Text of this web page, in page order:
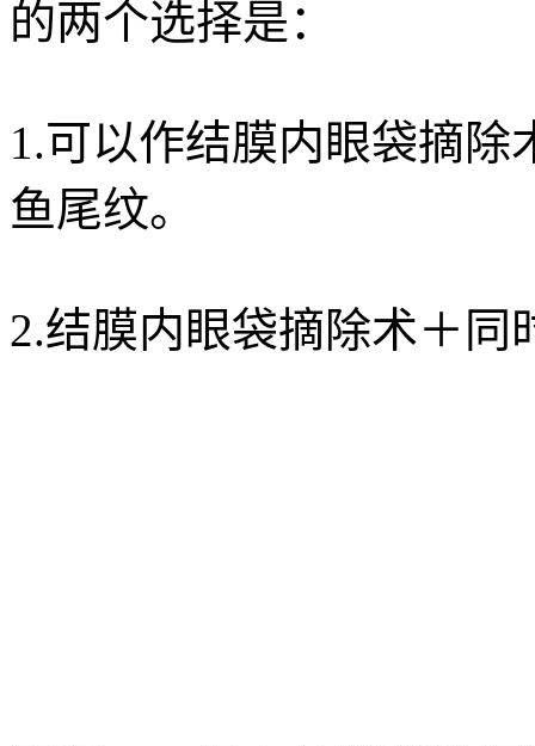
的两个选择是：
1.可以作结膜内眼袋摘
鱼尾纹。
2.结膜内眼袋摘除术＋同